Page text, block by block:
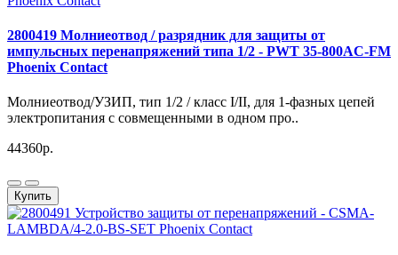
2800419 Молниеотвод / разрядник для защиты от
импульсных перенапряжений типа 1/2 - PWT 35-800AC-FM
Phoenix Contact
Молниеотвод/УЗИП, тип 1/2 / класс I/II, для 1-фазных цепей
электропитания с совмещенными в одном про..
44360р.
Купить